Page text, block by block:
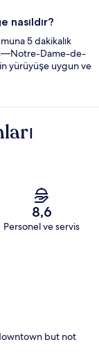
nasıldır?
5 dakikalık
Dame-de-
yürüyüşe uygun ve
8,6
Personel ve servis
but not